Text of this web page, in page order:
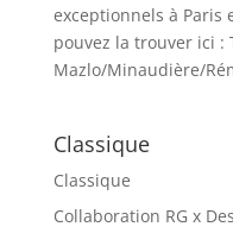
exceptionnels à Paris
pouvez la trouver ici :
Mazlo/Minaudière/
Classique
Classique
Collaboration RG x